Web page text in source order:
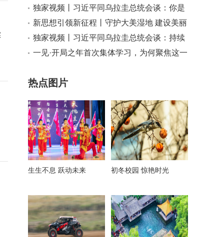
独家视频丨习近平同乌拉圭总统会谈：你是
中国人民的好朋友 也是今年首位访华的拉美
国家元首
新思想引领新征程丨守护大美湿地 建设美丽
中国
独家视频丨习近平同乌拉圭总统会谈：持续
深化全面战略伙伴关系 加强全球南方团结协
一见·开局之年首次集体学习，为何聚焦这一
热点图片
生生不息 跃动未来 初冬校园 惊艳时光